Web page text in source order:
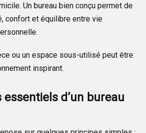
Un bureau bien conçu permet de
confort et équilibre entre vie
ou un espace sous-utilisé peut être
inspirant.
essentiels d’un bureau